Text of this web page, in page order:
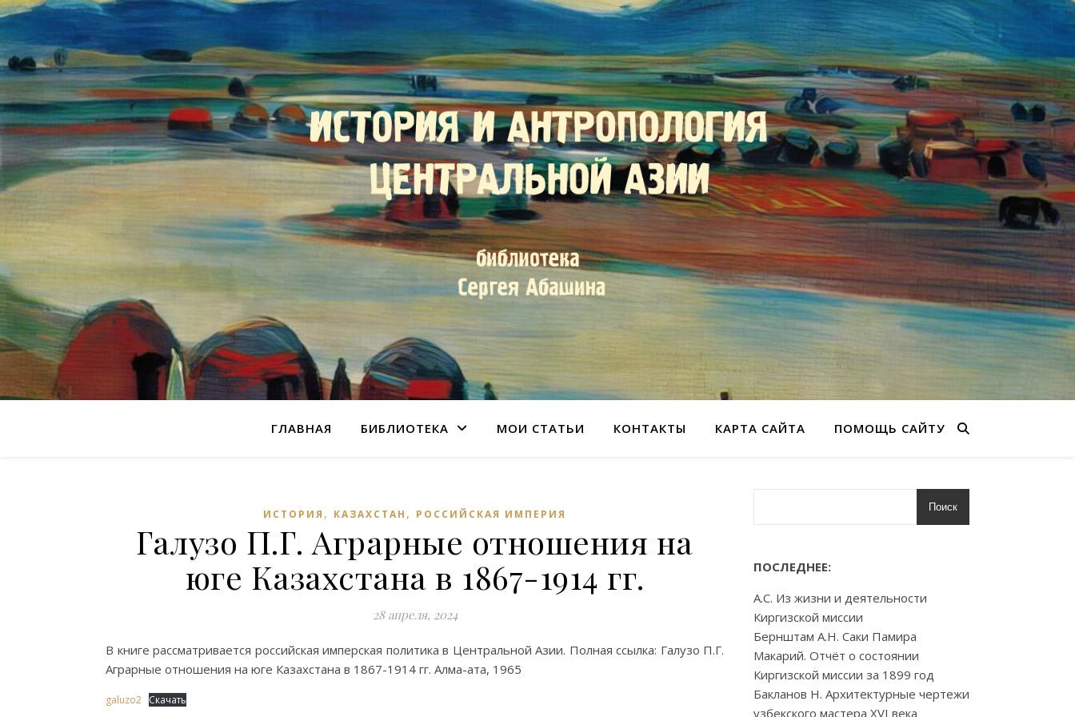
ГЛАВНАЯ БИБЛИОТЕКА МОИ СТАТЬИ КОНТАКТЫ КАРТА САЙТА ПОМОЩЬ САЙТУ
ИСТОРИЯ , КАЗАХСТАН , РОССИЙСКАЯ ИМПЕРИЯ
Галузо П.Г. Аграрные отношения на
юге Казахстана в 1867-1914 гг.
28 апреля, 2024
В книге рассматривается российская имперская политика в Центральной Азии. Полная ссылка: Галузо П.Г.
Аграрные отношения на юге Казахстана в 1867-1914 гг. Алма-ата, 1965
galuzo2 Скачать
Поиск
ПОСЛЕДНЕЕ:
А.С. Из жизни и деятельности
Киргизской миссии
Бернштам А.Н. Саки Памира
Макарий. Отчёт о состоянии
Киргизской миссии за 1899 год
Бакланов Н. Архитектурные чертежи
узбекского мастера XVI века